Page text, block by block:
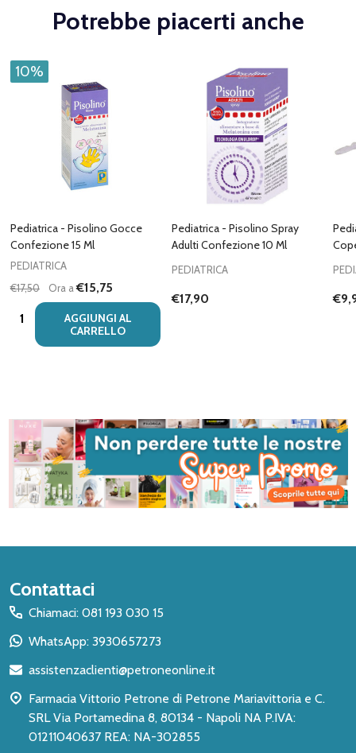
Potrebbe piacerti anche
10%
Pediatrica - Pisolino Gocce
Confezione 15 Ml
PEDIATRICA
€17,50
Ora a€15,75
Quantità:
AGGIUNGI AL
CARRELLO
Pediatrica - Pisolino Spray
Adulti Confezione 10 Ml
PEDIATRICA
€17,90
Inizio
del
piè
pagina
Contattaci
Chiamaci: 081 193 030 15
WhatsApp: 3930657273
assistenzaclienti@petroneonline.it
Farmacia Vittorio Petrone di Petrone Mariavittoria e C.
SRL Via Portamedina 8, 80134 - Napoli NA P.IVA:
01211040637 REA: NA-302855